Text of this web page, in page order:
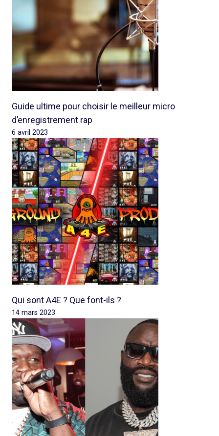
Guide ultime pour choisir le meilleur micro
d’enregistrement rap
6 avril 2023
Qui sont A4E ? Que font-ils ?
14 mars 2023